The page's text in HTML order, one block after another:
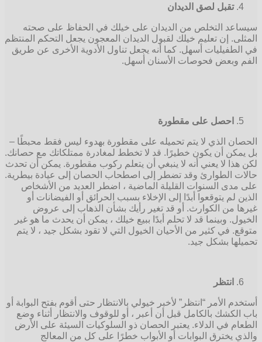
تقبل لصق الديدان
سيساعد التخلص من الديدان على خيلك في الحفاظ على صحته
المثلى. إن تعليم خيلك لقبول الديدان المعجون يجعل التحكم المنتظم
في الطفيليات أسهل. كما أنه يجعل تناول الأدوية الأخرى عن طريق
الفم وبعض فحوصات الأسنان أسهل.
احصل على مقطورة
الحصان الذي لا يتم تحميله على مقطورة بهدوء ليس فقط محبطًا –
بل يمكن أن يكون خطيرًا. قد لا تخطط لمغادرة ممتلكاتك مع حصانك.
لكن هذا لا يعني أنه لا ينبغي أن يتعلم ركوب مقطورة. يمكن أن تحدث
حالات الطوارئ وقد تضطر إلى اصطحاب الحصان إلى عيادة بيطرية.
على مدى السنوات القليلة الماضية ، اضطر العديد من الأشخاص
الذين لم يتوقعوا أبدًا إلى الإخلاء بسبب الحرائق أو الفيضانات أو
غيرها من الكوارث. أو قد تغير رأيك بشأن الذهاب إلى عروض
الخيول. وبينما قد لا تحلم أبدًا ببيع خيلك ، يمكن أن يحدث ما هو غير
متوقع. في كثير من الأحيان الخيول التي لا تقود بشكل جيد ، لا يتم
تحميلها بشكل جيد.
انتظر
أستخدم الأمر “انتظر” لأخبر خيولي بالانتظار حتى أقوم بفتح البوابة أو
باب الكشك بالكامل قبل أن أعبر ، أو للوقوف والانتظار أثناء وضع
الطعام في الدلاء. يعتبر الحصان ذو السلوكيات السيئة على الأرض
والذي يخترق البوابات أو الأبواب خطرًا على كل من المعالج